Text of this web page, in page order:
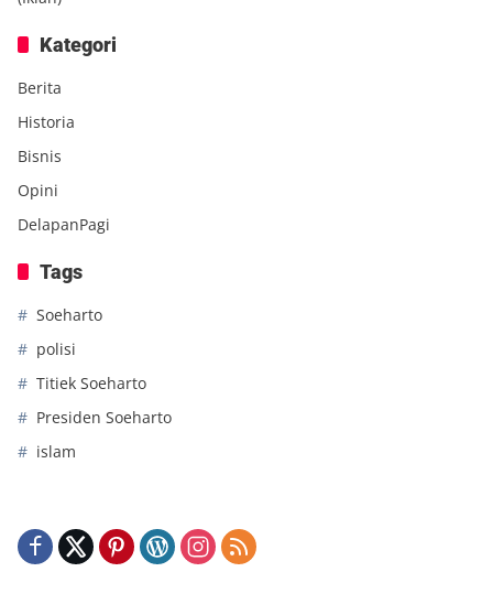
Kategori
Berita
Historia
Bisnis
Opini
DelapanPagi
Tags
Soeharto
polisi
Titiek Soeharto
Presiden Soeharto
islam